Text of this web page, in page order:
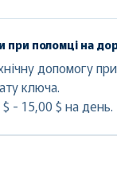
при поломці на
допомогу
ключа.
- 15,00 $ на день.